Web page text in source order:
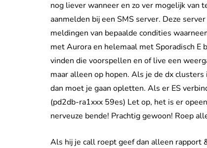
nog liever wanneer en zo ver mogelijk van
aanmelden bij een SMS server. Deze
meldingen van bepaalde condities
met Aurora en helemaal met Sporadisch
vinden die voorspellen en of live een
maar alleen op hopen. Als je de dx
dan moet je gaan opletten. Als er ES
(pd2db-ra1xxx 59es) Let op, het is er
nerveuze bende! Prachtig gewoon! Roep
Als hij je call roept geef dan alleen rapport